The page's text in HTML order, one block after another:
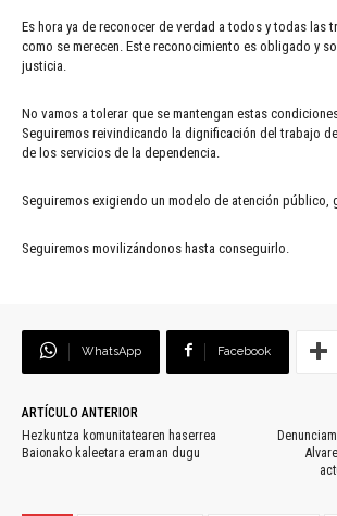
Es hora ya de reconocer de verdad a todos y todas las
como se merecen. Este reconocimiento es obligado y
justicia.
No vamos a tolerar que se mantengan estas
Seguiremos reivindicando la dignificación del trabajo
de los servicios de la dependencia.
Seguiremos exigiendo un modelo de atención público,
Seguiremos movilizándonos hasta conseguirlo.
WhatsApp Facebook
ARTÍCULO ANTERIOR
Hezkuntza komunitatearen haserrea
Baionako kaleetara eraman dugu